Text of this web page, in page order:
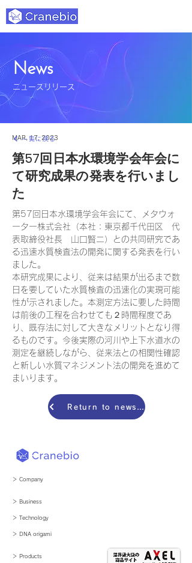
News
ニュースリリース
MAR, 17, 2023
一覧に戻る
第57回日本水環境学会年会に
て研究成果の発表を行いまし
た
第57回日本水環境学会年会にて、メタウォ
ーター株式会社（本社：東京都千代田区　代
表取締役社長　山口賢二）との共同研究であ
る迅速水質検査法の開発に関する発表を行い
ました。
本研究成果により、従来は結果が出るまで数
日を要していた水質検査の迅速化の実現可能
性が示されました。本測定方法に要した時間
は前後の工程を合わせても２時間程度であ
り、既存法に対して大きなメリットとなり得
るものです。今後実際の河川や上下水道水の
測定を継続しながら、従来法との相関性確認
と新しい水質マネジメント法の開発を進めて
まいります。
＞ Company
＞ Business
​＞ Technology
​＞ DNA origami
＞ Products